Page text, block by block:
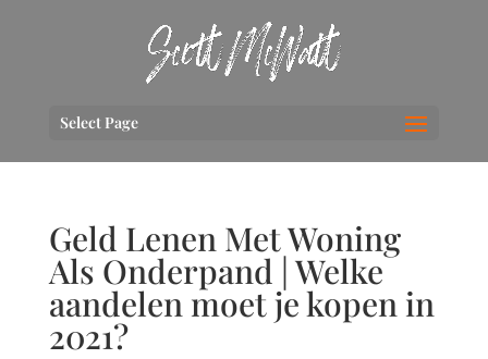
Select Page
Geld Lenen Met Woning
Als Onderpand | Welke
aandelen moet je kopen in
2021?